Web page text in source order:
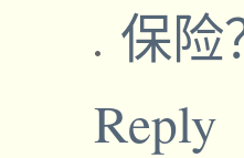
保险
Reply